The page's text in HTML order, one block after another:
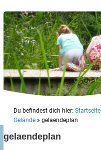
Du befindest dich hier: Startseite
Gelände » gelaendeplan
gelaendeplan